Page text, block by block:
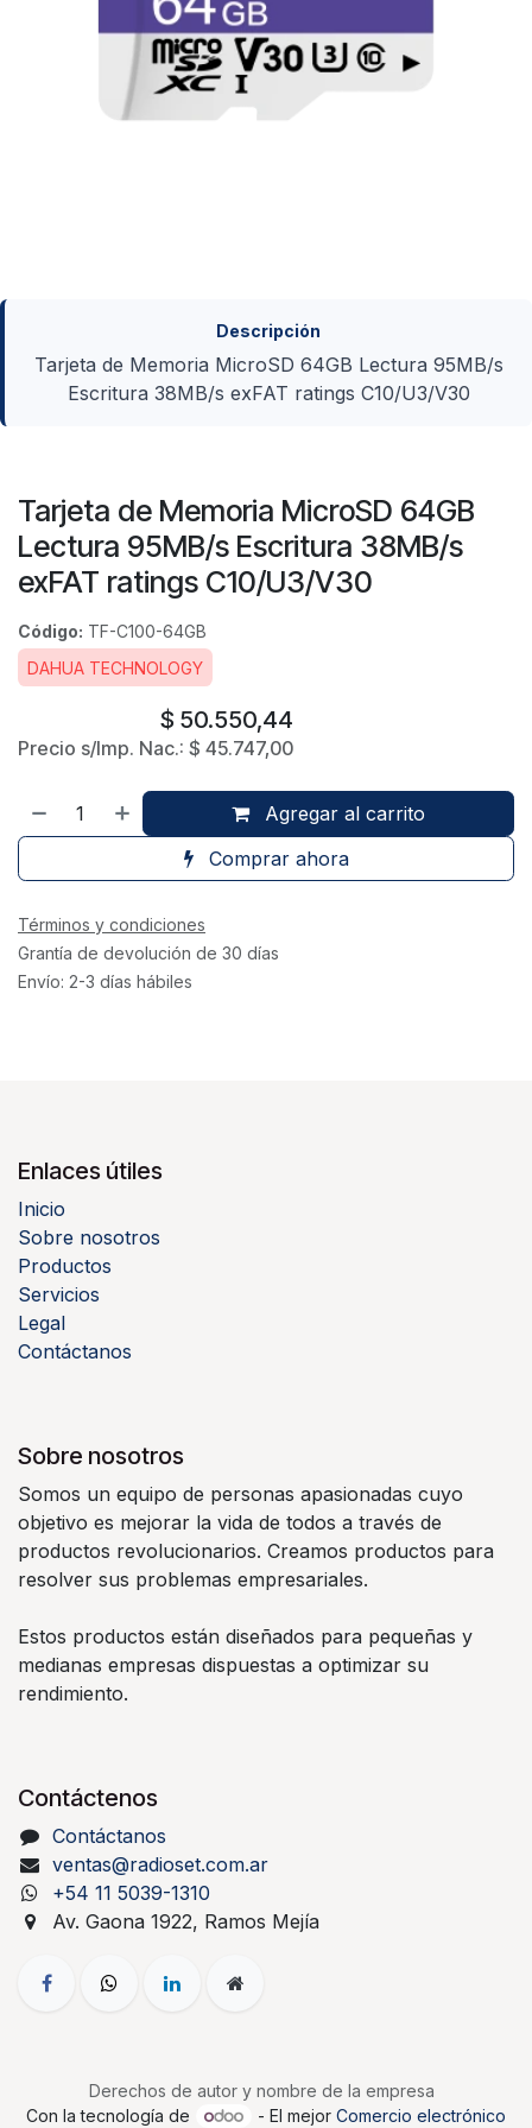
Descripción
Tarjeta de Memoria MicroSD 64GB Lectura 95MB/s
Escritura 38MB/s exFAT ratings C10/U3/V30
Tarjeta de Memoria MicroSD 64GB
Lectura 95MB/s Escritura 38MB/s
exFAT ratings C10/U3/V30
Código: TF-C100-64GB
DAHUA TECHNOLOGY
$ 50.550,44
Precio s/Imp. Nac.: $ 45.747,00
Agregar al carrito
Comprar ahora
Términos y condiciones
Grantía de devolución de 30 días
Envío: 2-3 días hábiles
Enlaces útiles
Inicio
Sobre nosotros
Productos
Servicios
Legal
Contáctanos
Sobre nosotros
Somos un equipo de personas apasionadas cuyo
objetivo es mejorar la vida de todos a través de
productos revolucionarios. Creamos productos para
resolver sus problemas empresariales.
Estos productos están diseñados para pequeñas y
medianas empresas dispuestas a optimizar su
rendimiento.
Contáctenos
Contáctanos
ventas@radioset.com.ar
+54 11 5039-1310
Av. Gaona 1922, Ramos Mejía
Derechos de autor y nombre de la empresa
Con la tecnología de
- El mejor Comercio electrónico